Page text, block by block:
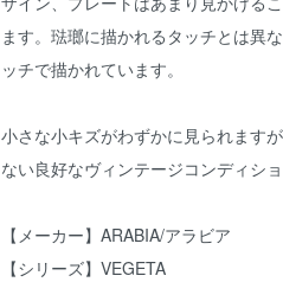
ます。琺瑯に描かれるタッチとは異
ッチで描かれています。
小さな小キズがわずかに見られます
ない良好なヴィンテージコンディショ
【メーカー】ARABIA/アラビア
【シリーズ】VEGETA